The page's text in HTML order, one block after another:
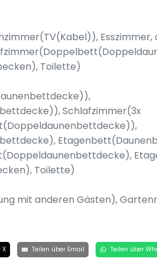
Esszimmer,
Toilette)
Schlafzimmer(3x
Toilette)
mit anderen Gästen),
Teilen über Email Teilen über